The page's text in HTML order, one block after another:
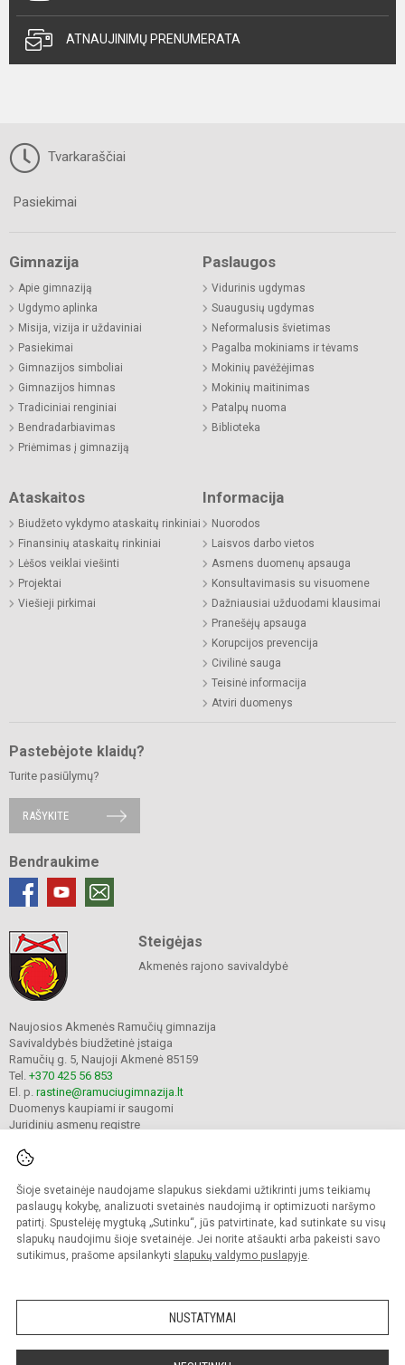
Šioje svetainėje naudojame slapukus siekdami užtikrinti jums teikiamų
paslaugų kokybę, analizuoti svetainės naudojimą ir optimizuoti naršymo
patirtį. Spustelėję mygtuką „Sutinku“, jūs patvirtinate, kad sutinkate su visų
slapukų naudojimu šioje svetainėje. Jei norite atšaukti arba pakeisti savo
sutikimus, prašome apsilankyti slapukų valdymo puslapyje.
NUSTATYMAI
ATNAUJINIMŲ PRENUMERATA
Tvarkaraščiai
Pasiekimai
Gimnazija
Apie gimnaziją
Ugdymo aplinka
Misija, vizija ir uždaviniai
Pasiekimai
Gimnazijos simboliai
Gimnazijos himnas
Tradiciniai renginiai
Bendradarbiavimas
Priėmimas į gimnaziją
Paslaugos
Vidurinis ugdymas
Suaugusių ugdymas
Neformalusis švietimas
Pagalba mokiniams ir tėvams
Mokinių pavėžėjimas
Mokinių maitinimas
Patalpų nuoma
Biblioteka
Ataskaitos
Biudžeto vykdymo ataskaitų rinkiniai
Finansinių ataskaitų rinkiniai
Lėšos veiklai viešinti
Projektai
Viešieji pirkimai
Informacija
Nuorodos
Laisvos darbo vietos
Asmens duomenų apsauga
Konsultavimasis su visuomene
Dažniausiai užduodami klausimai
Pranešėjų apsauga
Korupcijos prevencija
Civilinė sauga
Teisinė informacija
Atviri duomenys
Pastebėjote klaidų?
Turite pasiūlymų?
RAŠYKITE
Bendraukime
Steigėjas
Akmenės rajono savivaldybė
Naujosios Akmenės Ramučių gimnazija
Savivaldybės biudžetinė įstaiga
Ramučių g. 5, Naujoji Akmenė 85159
Tel. +370 425 56 853
El. p. rastine@ramuciugimnazija.lt
Duomenys kaupiami ir saugomi
Juridinių asmenų registre
© 2024. Naujosios Akmenės Ramučių gimnazija. Visos teisės saugomos.
Kopijuoti turinį be raštiško įstaigos administracijos sutikimo griežtai draudžiama.
Prieinamumo paraiška Slapukų valdymas